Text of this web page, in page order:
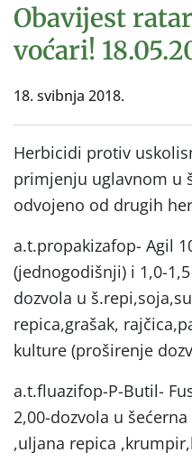
Obavijest
voćari!
18. svibnja 2018.
Herbicidi protiv
primjenju uglavnom u
odvojeno od drugih
a.t.propakizafop- Agil
(jednogodišnji) i 1,0-
dozvola u
repica,grašak,
kulture (proširenje
a.t.fluazifop-P-Butil-
2,00-dozvola u
,uljana repica